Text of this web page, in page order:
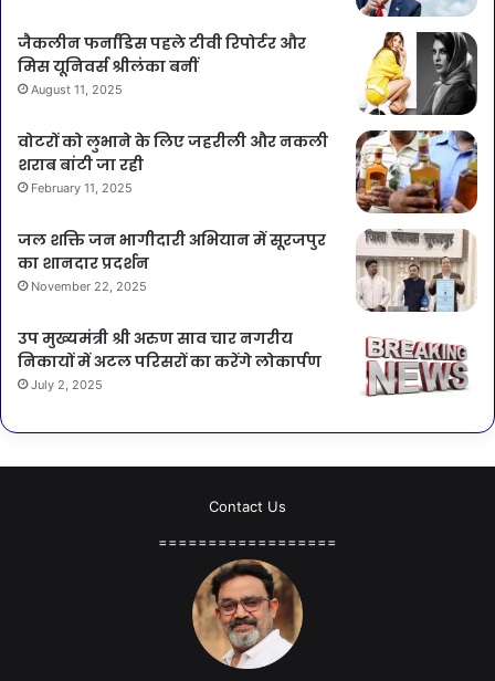
जैकलीन फर्नांडिस पहले टीवी रिपोर्टर और
मिस यूनिवर्स श्रीलंका बनीं
August 11, 2025
वोटरों को लुभाने के लिए जहरीली और नकली
शराब बांटी जा रही
February 11, 2025
जल शक्ति जन भागीदारी अभियान में सूरजपुर
का शानदार प्रदर्शन
November 22, 2025
उप मुख्यमंत्री श्री अरुण साव चार नगरीय
निकायों में अटल परिसरों का करेंगे लोकार्पण
July 2, 2025
Contact Us
==================